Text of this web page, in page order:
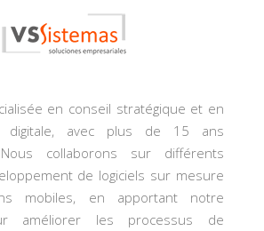
en conseil stratégique et en
digitale, avec plus de 15 ans
Nous collaborons sur différents
de logiciels sur mesure
mobiles, en apportant notre
améliorer les processus de